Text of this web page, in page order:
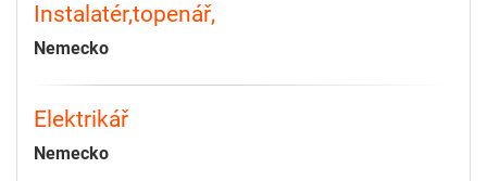
Instalatér,topenář,
Nemecko
Elektrikář
Nemecko